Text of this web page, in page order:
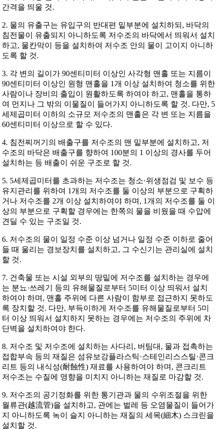
간격을 띄울 것.
2. 물의 유출구는 유입구의 반대편 밑부분에 설치하되, 바닥의
침전물이 유출되지 아니하도록 저수조의 바닥에서 띄워서 설치
하고, 물칸막이 등을 설치하여 저수조 안의 물이 고이지 아니하
도록 할 것.
3. 각 변의 길이가 90센티미터 이상인 사각형 맨홀 또는 지름이
90센티미터 이상인 원형 맨홀을 1개 이상 설치하여 청소를 위한
사람이나 장비의 출입이 원활하도록 하여야 하고, 맨홀을 통하
여 먼지나 그 밖의 이물질이 들어가지 아니하도록 할 것. 다만, 5
세제곱미터 이하의 소규모 저수조의 맨홀은 각 변 또는 지름을
60센티미터 이상으로 할 수 있다.
4. 침전찌꺼기의 배출구를 저수조의 맨 밑부분에 설치하고, 저
수조의 바닥은 배출구를 향하여 100분의 1 이상의 경사를 두어
설치하는 등 배출이 쉬운 구조로 할 것.
5. 5세제곱미터를 초과하는 저수조는 청소·위생점검 및 보수 등
유지관리를 위하여 1개의 저수조를 둘 이상의 부분으로 구획하
거나 저수조를 2개 이상 설치하여야 하며, 1개의 저수조를 둘 이
상의 부분으로 구획할 경우에는 한쪽의 물을 비웠을 때 수압에
견딜 수 있는 구조일 것.
6. 저수조의 물이 일정 수준 이상 넘거나 일정 수준 이하로 줄어
들 때 울리는 경보장치를 설치하고, 그 수신기는 관리실에 설치
할 것.
7. 건축물 또는 시설 외부의 땅밑에 저수조를 설치하는 경우에
는 분뇨·쓰레기 등의 유해물질로부터 5미터 이상 띄워서 설치
하여야 하며, 맨홀 주위에 다른 사람이 함부로 접근하지 못하도
록 장치할 것. 다만, 부득이하게 저수조를 유해물질로부터 5미
터 이상 띄워서 설치하지 못하는 경우에는 저수조의 주위에 차
단벽을 설치하여야 한다.
8. 저수조 및 저수조에 설치하는 사다리, 버팀대, 물과 접촉하는
접합부속 등의 재질은 섬유보강플라스틱·스테인리스스틸·콘크
리트 등의 내식성(耐蝕性) 재료를 사용하여야 하며, 콘크리트
저수조는 수질에 영향을 미치지 아니하는 재질로 마감할 것.
9. 저수조의 공기정화를 위한 통기관과 물의 수위조절을 위한
월류관(越流管)을 설치하고, 관에는 벌레 등 오염물질이 들어가
지 아니하도록 녹이 슬지 아니하는 재질의 세목(細木) 스크린을
설치할 것.